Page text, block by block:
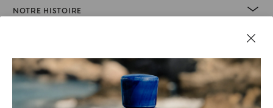
NOTRE HISTOIRE